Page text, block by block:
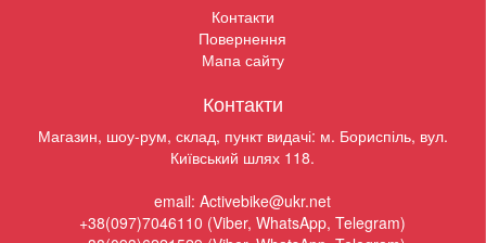
Контакти
Повернення
Мапа сайту
Контакти
Магазин, шоу-рум, склад, пункт видачі: м. Бориспіль, вул.
Київський шлях 118.
email: Activebike@ukr.net
+38(097)7046110 (Viber, WhatsApp, Telegram)